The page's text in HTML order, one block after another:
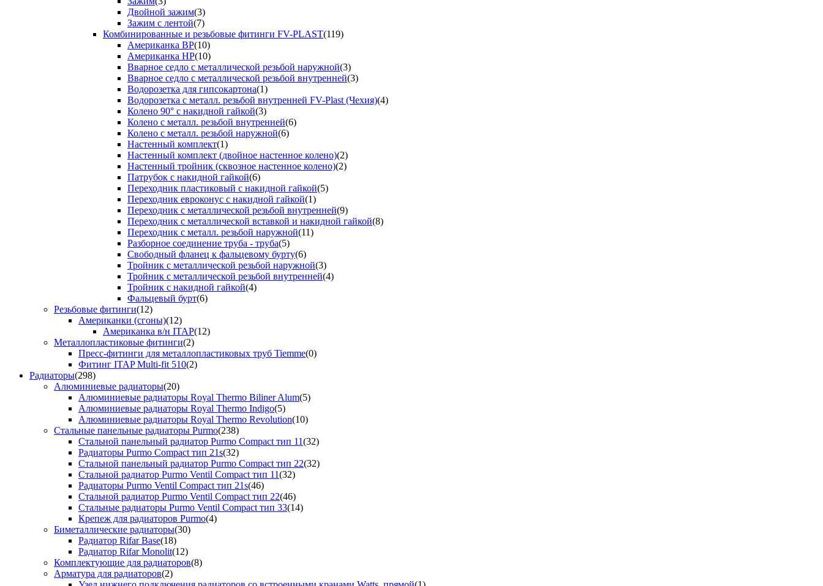
Двойной зажим(3)
Зажим с лентой(7)
Комбинированные и резьбовые фитинги FV-PLAST(119)
Американка ВР(10)
Американка НР(10)
Вварное седло с металлической резьбой наружной(3)
Вварное седло с металлической резьбой внутренней(3)
Водорозетка для гипсокартона(1)
Водорозетка с металл. резьбой внутренней FV-Plast (Чехия)(4)
Колено 90° с накидной гайкой(3)
Колено с металл. резьбой внутренней(6)
Колено с металл. резьбой наружной(6)
Настенный комплект(1)
Настенный комплект (двойное настенное колено)(2)
Настенный тройник (сквозное настенное колено)(2)
Патрубок с накидной гайкой(6)
Переходник пластиковый с накидной гайкой(5)
Переходник евроконус с накидной гайкой(1)
Переходник с металлической резьбой внутренней(9)
Переходник с металлической вставкой и накидной гайкой(8)
Переходник с металл. резьбой наружной(11)
Разборное соединение труба - труба(5)
Свободный фланец к фальцевому бурту(6)
Тройник с металлической резьбой наружной(3)
Тройник с металлической резьбой внутренней(4)
Тройник с накидной гайкой(4)
Фальцевый бурт(6)
Резьбовые фитинги(12)
Американки (сгоны)(12)
Американка в/н ITAP(12)
Металлопластиковые фитинги(2)
Пресс-фитинги для металлопластиковых труб Tiemme(0)
Фитинг ITAP Multi-fit 510(2)
Радиаторы(298)
Алюминиевые радиаторы(20)
Алюминиевые радиаторы Royal Thermo Biliner Alum(5)
Алюминиевые радиаторы Royal Thermo Indigo(5)
Алюминиевые радиаторы Royal Thermo Revolution(10)
Стальные панельные радиаторы Purmo(238)
Стальной панельный радиатор Purmo Compact тип 11(32)
Радиаторы Purmo Compact тип 21s(32)
Стальной панельный радиатор Purmo Compact тип 22(32)
Стальной радиатор Purmo Ventil Compact тип 11(32)
Радиаторы Purmo Ventil Compact тип 21s(46)
Стальной радиатор Purmo Ventil Compact тип 22(46)
Стальные радиаторы Purmo Ventil Compact тип 33(14)
Крепеж для радиаторов Purmo(4)
Биметаллические радиаторы(30)
Радиатор Rifar Base(18)
Радиатор Rifar Monolit(12)
Комплектующие для радиаторов(8)
Арматура для радиаторов(2)